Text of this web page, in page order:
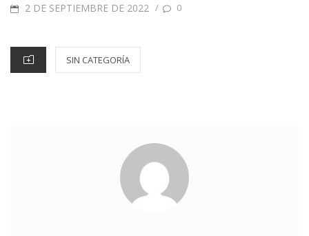
2 DE SEPTIEMBRE DE 2022 / 0
SIN CATEGORÍA